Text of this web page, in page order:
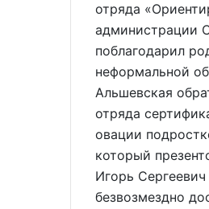
отряда
администрации
поблагодарил
неформальной
Альшевская
отряда
овации
который
Игорь
безвозмездно